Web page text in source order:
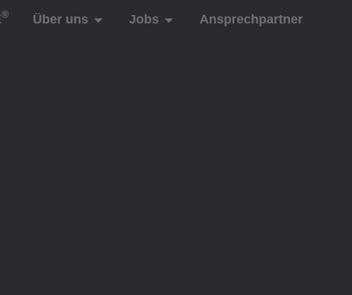
® Über uns Jobs Ansprechpartner